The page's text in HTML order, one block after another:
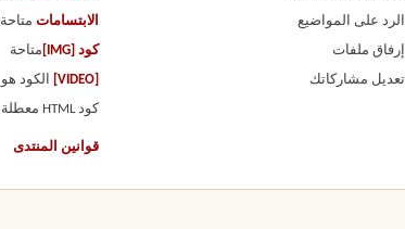
الرد على المواضيع
إرفاق ملفات
تعديل مشاركاتك
الابتسامات متاحة
كود [IMG] متاحة
[VIDEO] الكود هو
كود HTML معطلة
قوانين المنتدى